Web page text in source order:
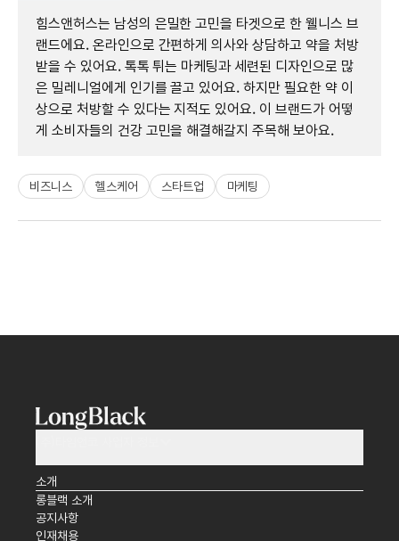
힘스앤허스는 남성의 은밀한 고민을 타겟으로 한 웰니스 브
랜드에요. 온라인으로 간편하게 의사와 상담하고 약을 처방
받을 수 있어요. 톡톡 튀는 마케팅과 세련된 디자인으로 많
은 밀레니얼에게 인기를 끌고 있어요. 하지만 필요한 약 이
상으로 처방할 수 있다는 지적도 있어요. 이 브랜드가 어떻
게 소비자들의 건강 고민을 해결해갈지 주목해 보아요.
비즈니스 헬스케어 스타트업 마케팅
소개
롱블랙 소개
공지사항
인재채용